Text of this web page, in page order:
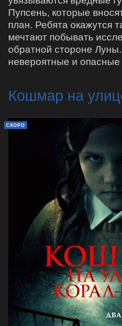
Пупсень, которые
план. Ребята окажутся
мечтают побывать
обратной стороне
невероятные и
Кошмар на
СКОРО